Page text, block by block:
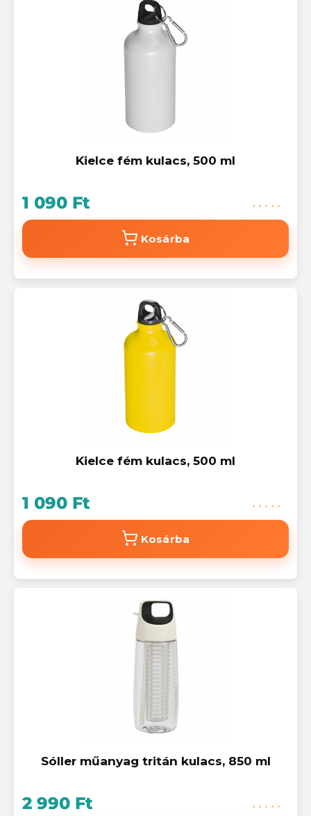
Kielce fém kulacs, 500 ml
1 090 Ft
Kosárba
Kielce fém kulacs, 500 ml
1 090 Ft
Kosárba
Sóller műanyag tritán kulacs, 850 ml
2 990 Ft